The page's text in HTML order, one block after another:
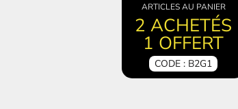
ARTICLES AU PANIER
2 ACHETÉS
1 OFFERT
CODE : B2G1